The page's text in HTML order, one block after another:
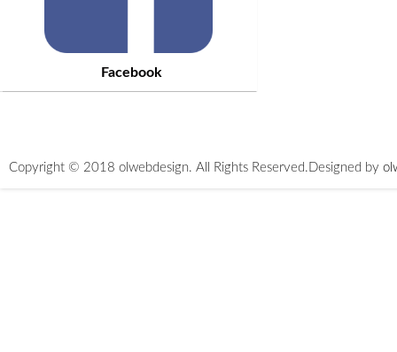
Facebook
Copyright © 2018 olwebdesign. All Rights Reserved. Designed by